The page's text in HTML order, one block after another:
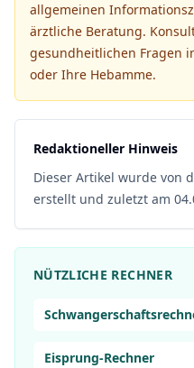
allgemeinen
ärztliche Beratung.
gesundheitlichen Fragen
oder Ihre Hebamme.
Redaktioneller Hinweis
Dieser Artikel wurde von
erstellt und zuletzt am
NÜTZLICHE RECHNER
Eisprung-Rechner